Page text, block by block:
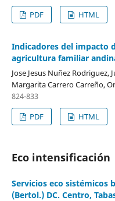
PDF
HTML
Indicadores del impacto
agricultura familiar
Jose Jesus Nuñez Rodriguez,
Margarita Carrero Carreño,
824-833
PDF
HTML
Eco intensificación
Servicios eco sistémicos
(Bertol.) DC. Centro,